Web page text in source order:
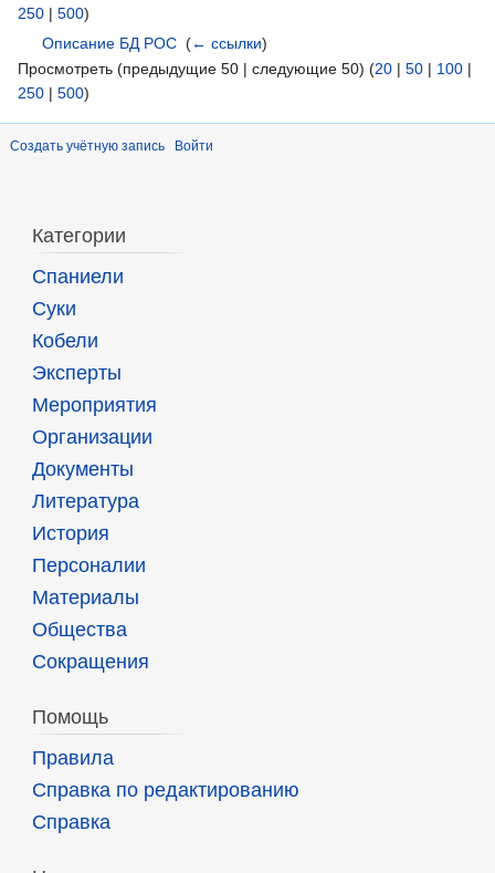
250 | 500)
Описание БД РОС ‎(← ссылки)
Просмотреть (предыдущие 50 | следующие 50) (20 | 50 | 100 |
250 | 500)
Создать учётную запись Войти
Категории
Спаниели
Суки
Кобели
Эксперты
Мероприятия
Организации
Документы
Литература
История
Персоналии
Материалы
Общества
Сокращения
Помощь
Правила
Справка по редактированию
Справка